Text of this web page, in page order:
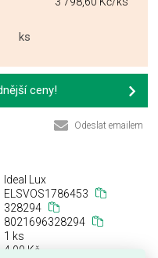
ks
ceny!
Odeslat emailem
Ideal Lux
ELSVOS1786453
328294
8021696328294
1 ks
4,00 Kč